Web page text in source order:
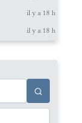
il y a 18 h
il y a 18 h